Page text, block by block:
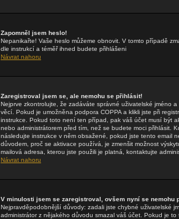
Zapomněl jsem heslo!
Nepanikařte! Vaše heslo můžeme obnovit. V tomto případě
dle instrukcí a téměř ihned budete přihlášeni
Návrat nahoru
Zaregistroval jsem se, ale nemohu se přihlásit!
Nejprve zkontrolujte, že zadáváte správné uživatelské jméno
věcí. Pokud je umožněna podpora COPPA a klikli jste při
instrukce. Pokud toto není ten případ, pak váš účet musí být
nebo administrátorem před tím, než se budete moci přihlásit.
následujte instrukce v něm obsažené, pokud jste tento email
důvodem, proč se aktivace používá, je zmenšit možnost
mailová adresa, kterou jste použili je platná, kontaktujte
Návrat nahoru
V minulosti jsem se zaregistroval, ovšem nyní se nemohu
Nejpravděpodobnější důvody: zadali jste chybné uživatelské
administrátor z nějakého důvodu smazal váš účet. Pokud je